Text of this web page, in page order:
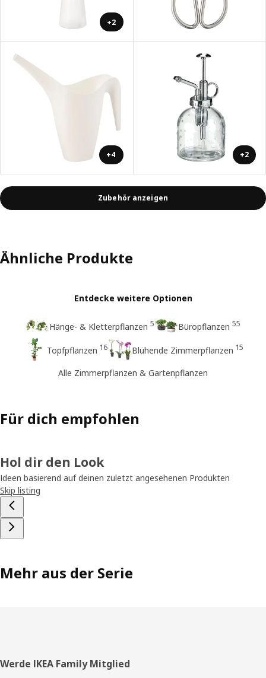
+2
+4 +2
Zubehör anzeigen
Ähnliche Produkte
Entdecke weitere Optionen
Hänge- & Kletterpflanzen 5 Büropflanzen 55
Topfpflanzen 16 Blühende Zimmerpflanzen 15
Alle Zimmerpflanzen & Gartenpflanzen
Für dich empfohlen
Hol dir den Look
Ideen basierend auf deinen zuletzt angesehenen Produkten
Skip listing
Mehr aus der Serie
Fusszeile
Werde IKEA Family Mitglied